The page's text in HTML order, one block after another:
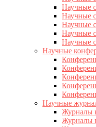
Научные
Научные
Научные
Научные
Научные
Научные
Научные
Журналы
Журналы